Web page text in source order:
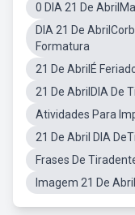
0 DIA 21 De
DIA 21 De
Formatura
21 De AbrilÉ
21 De AbrilDIA De
Atividades Para
21 De Abril DIA
Frases De
Imagem 21 De